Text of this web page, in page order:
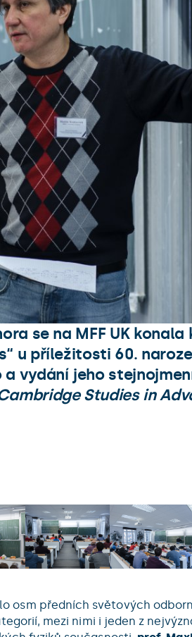
se na MFF UK
u příležitosti 60.
a vydání jeho
Studies in
osm předních světových
mezi nimi i jeden z